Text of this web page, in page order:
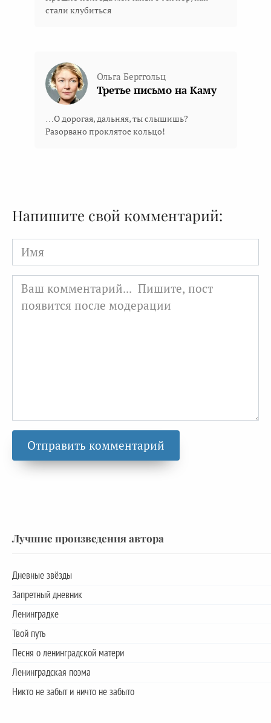
стали клубиться
Ольга Берггольц
Третье письмо на Каму
…О дорогая, дальняя, ты слышишь?
Разорвано проклятое кольцо!
Напишите свой комментарий:
Имя
Лучшие произведения автора
Дневные звёзды
Запретный дневник
Ленинградке
Твой путь
Песня о ленинградской матери
Ленинградская поэма
Никто не забыт и ничто не забыто